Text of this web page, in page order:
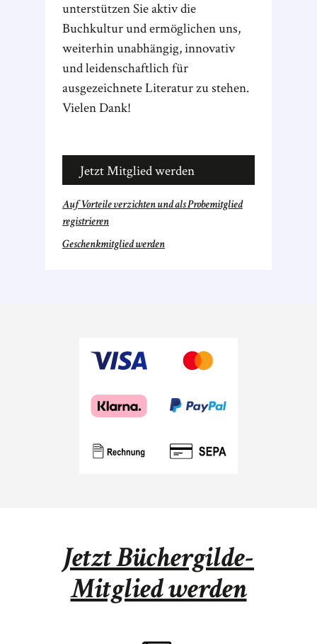
unterstützen Sie aktiv die
Buchkultur und ermöglichen uns,
weiterhin unabhängig, innovativ
und leidenschaftlich für
ausgezeichnete Literatur zu stehen.
Vielen Dank!
Jetzt Mitglied werden
Auf Vorteile verzichten und als Probemitglied
registrieren
Geschenkmitglied werden
Jetzt Büchergilde-
Mitglied werden